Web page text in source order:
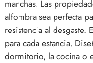
manchas. Las
alfombra sea perfecta
resistencia al desgaste.
para cada estancia.
dormitorio, la cocina o